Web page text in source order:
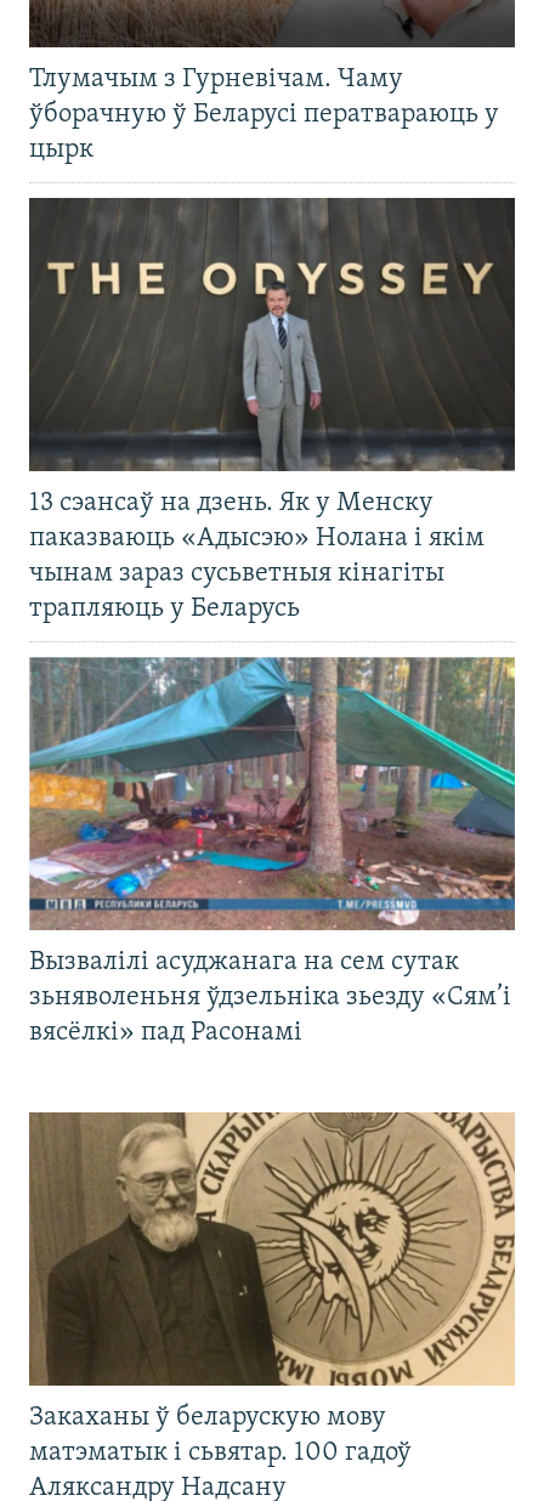
Тлумачым з Гурневічам. Чаму
ўборачную ў Беларусі ператвараюць у
цырк
13 сэансаў на дзень. Як у Менску
паказваюць «Адысэю» Нолана і якім
чынам зараз сусьветныя кінагіты
трапляюць у Беларусь
Вызвалілі асуджанага на сем сутак
зьняволеньня ўдзельніка зьезду «Сям’і
вясёлкі» пад Расонамі
Закаханы ў беларускую мову
матэматык і сьвятар. 100 гадоў
Аляксандру Надсану